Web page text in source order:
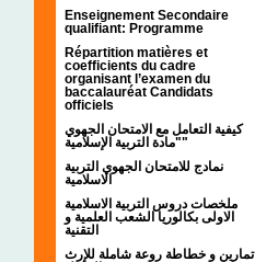
Enseignement Secondaire
qualifiant: Programme
Répartition matières et
coefficients du cadre
organisant l’examen du
baccalauréat Candidats
officiels
كيفية التعامل مع الامتحان الجهوي
"مادة التربية الإسلامية"
نمادج للامتحان الجهوي التربية
الاسلامية
ملخصات دروس التربية الاسلامية
الاولى بكالوريا الشعب العلمية و
التقنية
تمارين و خطاطة روعة شاملة للإرث